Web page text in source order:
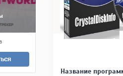
Название